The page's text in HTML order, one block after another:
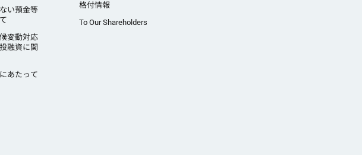
い預金等
変動対応
融資に関
あたって
格付情報
To Our Shareholders